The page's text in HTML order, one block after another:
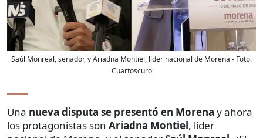
Saúl Monreal, senador, y Ariadna Montiel, líder nacional de Morena - Foto:
Cuartoscuro
Una nueva disputa se presentó en Morena y ahora
los protagonistas son Ariadna Montiel, líder